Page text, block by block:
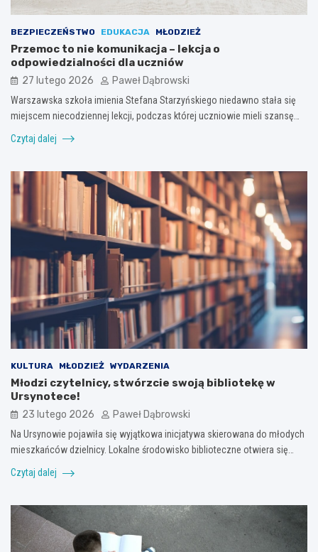
BEZPIECZEŃSTWO EDUKACJA MŁODZIEŻ
Przemoc to nie komunikacja – lekcja o
odpowiedzialności dla uczniów
27 lutego 2026 Paweł Dąbrowski
Warszawska szkoła imienia Stefana Starzyńskiego niedawno stała się
miejscem niecodziennej lekcji, podczas której uczniowie mieli szansę…
Czytaj dalej
KULTURA MŁODZIEŻ WYDARZENIA
Młodzi czytelnicy, stwórzcie swoją bibliotekę w
Ursynotece!
23 lutego 2026 Paweł Dąbrowski
Na Ursynowie pojawiła się wyjątkowa inicjatywa skierowana do młodych
mieszkańców dzielnicy. Lokalne środowisko biblioteczne otwiera się…
Czytaj dalej